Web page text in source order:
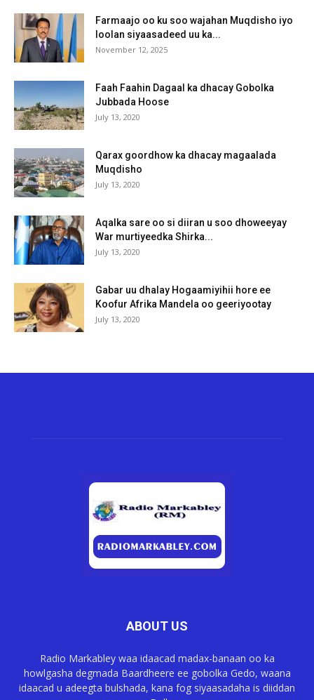
Farmaajo oo ku soo wajahan Muqdisho iyo
loolan siyaasadeed uu ka...
November 12, 2025
Faah Faahin Dagaal ka dhacay Gobolka
Jubbada Hoose
July 13, 2020
Qarax goordhow ka dhacay magaalada
Muqdisho
July 13, 2020
Aqalka sare oo si diiran u soo dhoweeyay
War murtiyeedka Shirka...
July 13, 2020
Gabar uu dhalay Hogaamiyihii hore ee
Koofur Afrika Mandela oo geeriyootay
July 13, 2020
ABOUT US
Radio Markabley waa idaacad madax-banaan oo ka
howlgasha degmada Baardheere ee gobolka Gedo, waana
idaacad u adeegta bulshada, kana fog siyaasadaha is diiddan